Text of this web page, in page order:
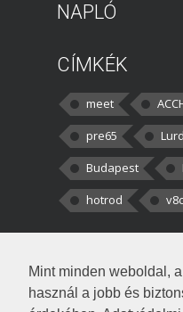
Mint minden weboldal,
használ a jobb és
NAPLÓ
CÍMKÉK
meet
pre65
Budapest
hotrod
kortisz:
darabbaal számoltam.